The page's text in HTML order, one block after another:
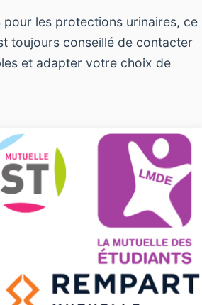
pour les protections urinaires, ce
toujours conseillé de contacter
et adapter votre choix de